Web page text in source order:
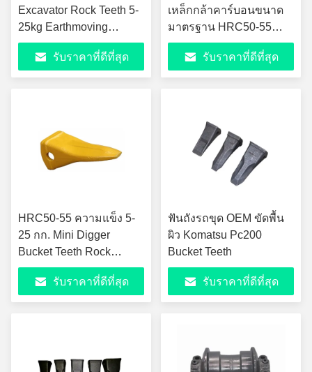
Excavator Rock Teeth 5-
25kg Earthmoving
Bucket Teeth
รับราคาที่ดีที่สุด
เหล็กกล้าคาร์บอนขนาด
มาตรฐาน HRC50-55
กระบวนการหล่อ
รับราคาที่ดีที่สุด
HRC50-55 ความแข็ง 5-
25 กก. Mini Digger
Bucket Teeth Rock
Bucket Teeth
รับราคาที่ดีที่สุด
ฟันถังรถขุด OEM ขัดพื้น
ผิว Komatsu Pc200
Bucket Teeth
รับราคาที่ดีที่สุด